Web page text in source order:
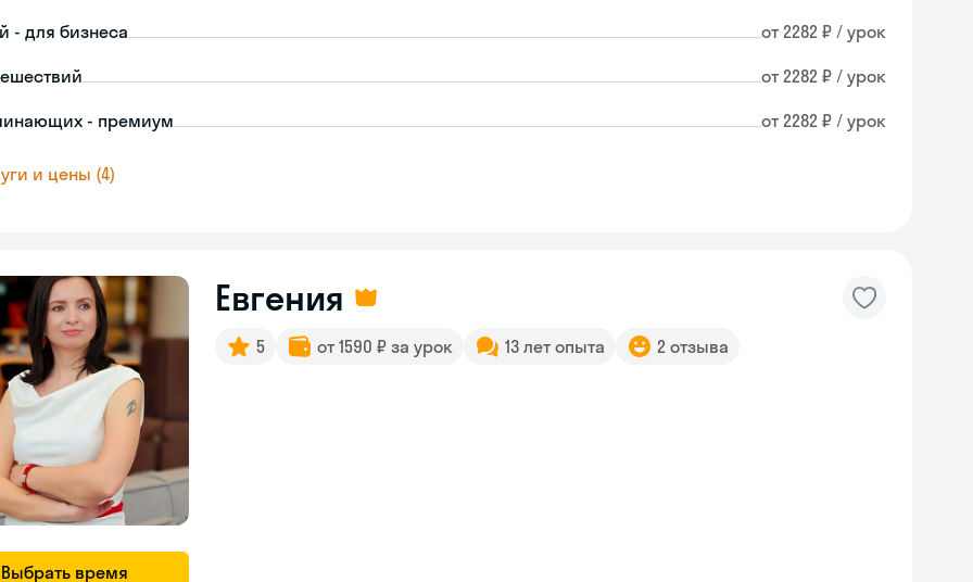
- для бизнеса от 2282 ₽ / урок
от 2282 ₽ / урок
- премиум от 2282 ₽ / урок
и цены (4)
Выбрать время
Евгения
5 от 1590 ₽ за урок 13 лет опыта 2 отзыва